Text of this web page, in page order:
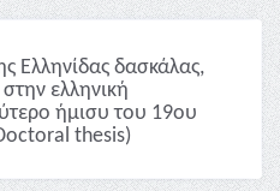
Ελληνίδας δασκάλας,
ελληνική
ήμισυ του 19ου
thesis)